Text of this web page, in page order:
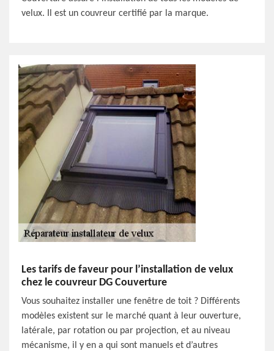
velux. Il est un couvreur certifié par la marque.
Les tarifs de faveur pour l’installation de velux
chez le couvreur DG Couverture
Vous souhaitez installer une fenêtre de toit ? Différents
modèles existent sur le marché quant à leur ouverture,
latérale, par rotation ou par projection, et au niveau
mécanisme, il y en a qui sont manuels et d’autres